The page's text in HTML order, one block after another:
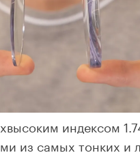
индексом
из самых тонких и